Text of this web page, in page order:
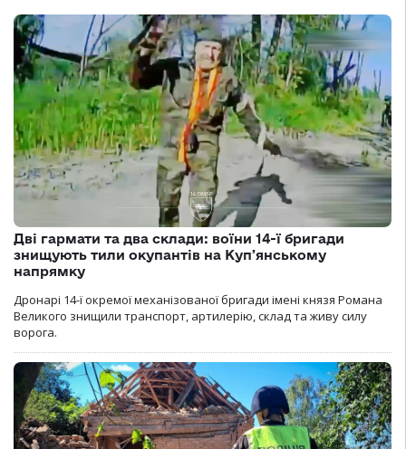
Дві гармати та два склади: воїни 14-ї бригади
знищують тили окупантів на Купʼянському
напрямку
Дронарі 14-ї окремої механізованої бригади імені князя Романа
Великого знищили транспорт, артилерію, склад та живу силу
ворога.